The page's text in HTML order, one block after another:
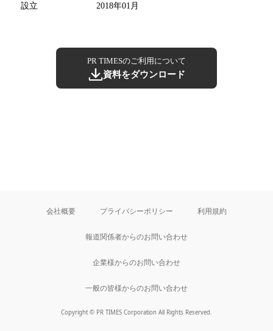
設立
2018年01月
PR TIMESのご利用について
資料をダウンロード
会社概要 プライバシーポリシー 利用規約
報道関係者からのお問い合わせ
企業様からのお問い合わせ
一般の皆様からのお問い合わせ
Copyright © PR TIMES Corporation All Rights Reserved.